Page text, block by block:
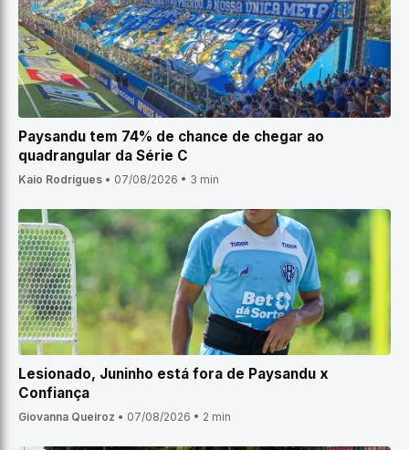
Paysandu tem 74% de chance de chegar ao
quadrangular da Série C
Kaio Rodrigues • 07/08/2026 • 3 min
Lesionado, Juninho está fora de Paysandu x
Confiança
Giovanna Queiroz • 07/08/2026 • 2 min